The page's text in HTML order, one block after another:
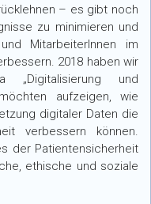
– es gibt noch
zu minimieren und
MitarbeiterInnen im
2018 haben wir
und
aufzeigen, wie
digitaler Daten die
verbessern können.
der Patientensicherheit
ethische und soziale